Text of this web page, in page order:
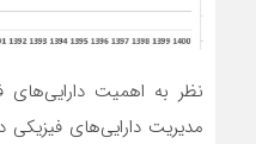
نظر به اهمیت
مدیریت دارایی‌های